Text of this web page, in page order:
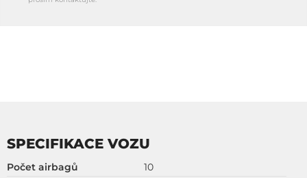
SPECIFIKACE VOZU
Počet airbagů
10